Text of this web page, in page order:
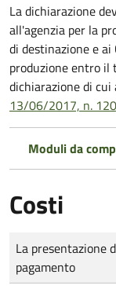
La dichiarazione
all'agenzia per la
di destinazione e
produzione entro
dichiarazione di cui
13/06/2017, n.
Moduli da
Costi
Tipo di pagamento
Importo
La presentazione
pagamento